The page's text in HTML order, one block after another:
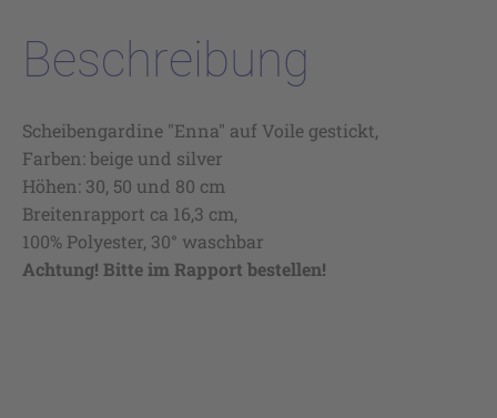
Beschreibung
Scheibengardine "Enna" auf Voile gestickt,
Farben: beige und silver
Höhen: 30, 50 und 80 cm
Breitenrapport ca 16,3 cm,
100% Polyester, 30° waschbar
Achtung! Bitte im Rapport bestellen!